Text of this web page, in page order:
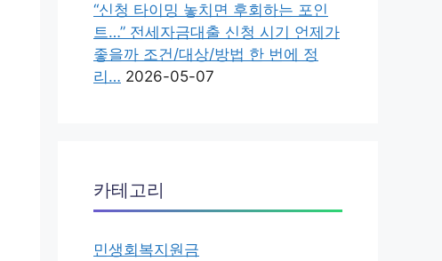
“신청 타이밍 놓치면 후회하는 포인
트…” 전세자금대출 신청 시기 언제가
좋을까 조건/대상/방법 한 번에 정
리… 2026-05-07
카테고리
민생회복지원금